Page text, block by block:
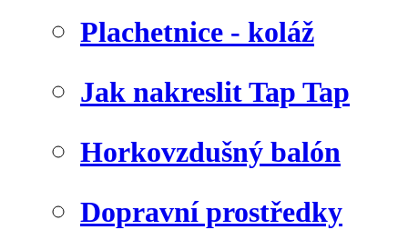
Plachetnice - koláž
Jak nakreslit Tap Tap
Horkovzdušný balón
Dopravní prostředky